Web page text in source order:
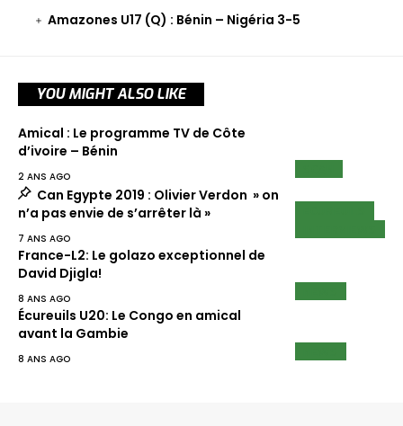
Amazones U17 (Q) : Bénin – Nigéria 3-5
YOU MIGHT ALSO LIKE
Amical : Le programme TV de Côte
d’ivoire – Bénin
2 ANS AGO
Can Egypte 2019 : Olivier Verdon » on
n’a pas envie de s’arrêter là »
7 ANS AGO
France-L2: Le golazo exceptionnel de
David Djigla!
8 ANS AGO
Écureuils U20: Le Congo en amical
avant la Gambie
8 ANS AGO